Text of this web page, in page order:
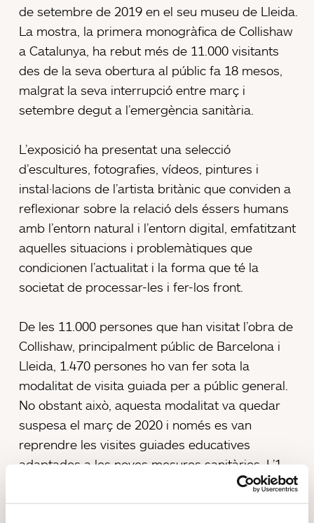
de setembre de 2019 en el seu museu de Lleida.
La mostra, la primera monogràfica de Collishaw
a Catalunya, ha rebut més de 11.000 visitants
des de la seva obertura al públic fa 18 mesos,
malgrat la seva interrupció entre març i
setembre degut a l’emergència sanitària.
L’exposició ha presentat una selecció
d’escultures, fotografies, vídeos, pintures i
instal·lacions de l’artista britànic que conviden a
reflexionar sobre la relació dels éssers humans
amb l’entorn natural i l’entorn digital, emfatitzant
aquelles situacions i problemàtiques que
condicionen l’actualitat i la forma que té la
societat de processar-les i fer-los front.
De les 11.000 persones que han visitat l’obra de
Collishaw, principalment públic de Barcelona i
Lleida, 1.470 persones ho van fer sota la
modalitat de visita guiada per a públic general.
No obstant això, aquesta modalitat va quedar
suspesa el març de 2020 i només es van
reprendre les visites guiades educatives
adaptades a les noves mesures sanitàries. L’1
de setembre de 2020 es va reobrir el museu,
incorporant a la visita una audioguia digital